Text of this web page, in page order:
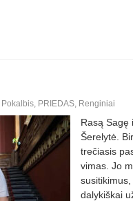
Pokalbis, PRIEDAS, Renginiai
Rasą Sagę
Šerelytė.
tre­čiasis
vimas. Jo
dalykiškai